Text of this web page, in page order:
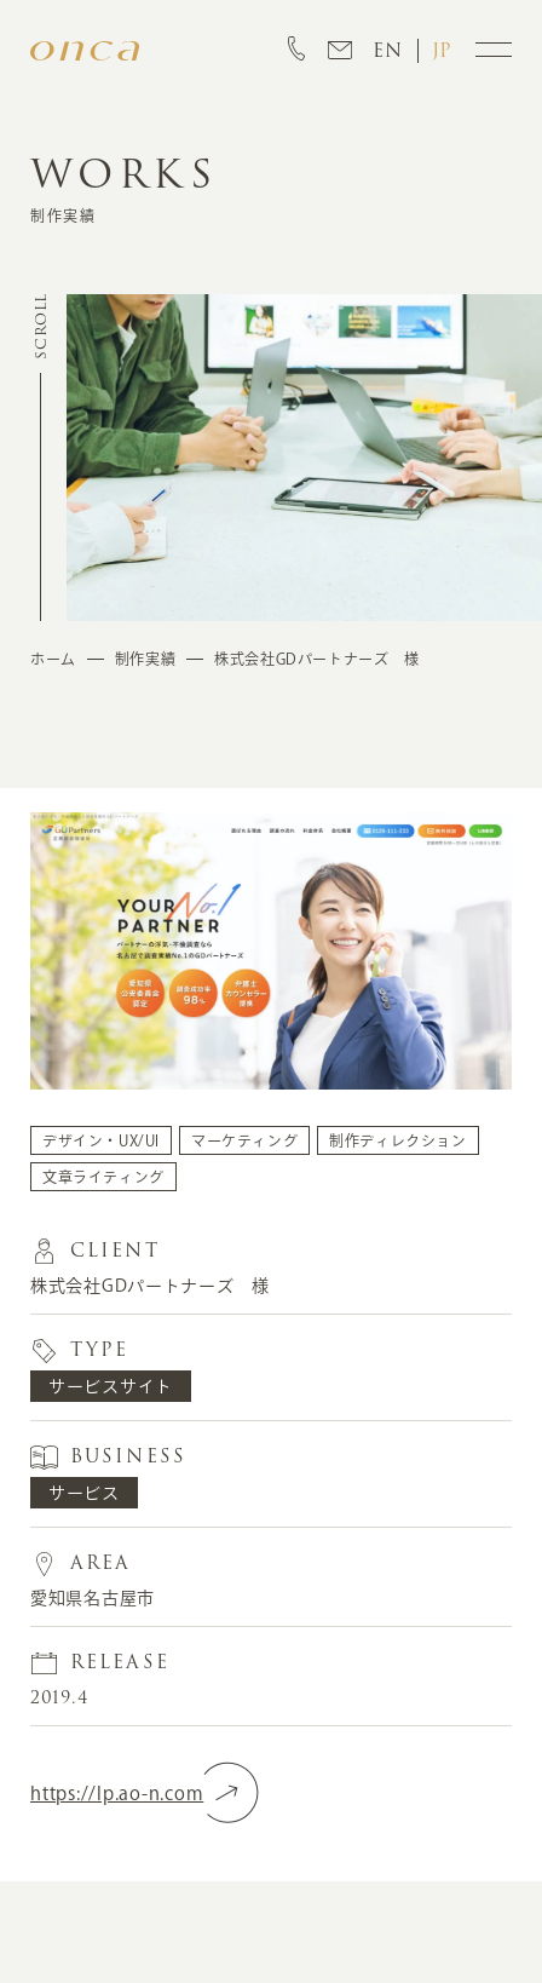
EN JP
INFORMATION
CREATION
MARKETING
WORKS
制作実績
SCROLL
ホーム 制作実績 株式会社GDパートナーズ 様
デザイン・UX/UI マーケティング 制作ディレクション
文章ライティング
CLIENT
株式会社GDパートナーズ 様
TYPE
サービスサイト
BUSINESS
サービス
AREA
愛知県名古屋市
RELEASE
2019.4
https://lp.ao-n.com